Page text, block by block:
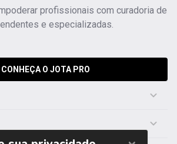
profissionais com curadoria de
e especializadas.
CONHEÇA O JOTA PRO